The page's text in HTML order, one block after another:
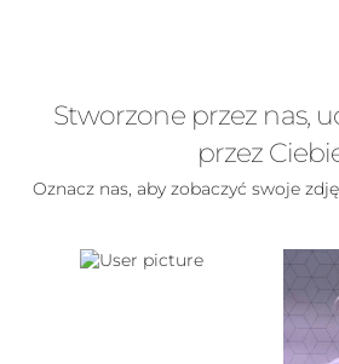
Stworzone przez nas,
przez
Oznacz nas, aby zobaczyć swoje